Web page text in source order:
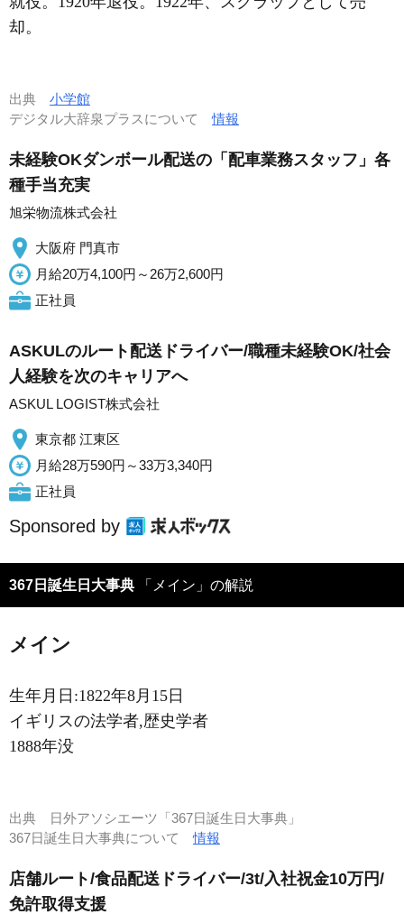
却。
出典 小学館
デジタル大辞泉プラスについて情報
未経験OKダンボール配送の「配車業務スタッフ」各
種手当充実
旭栄物流株式会社
大阪府 門真市
月給20万4,100円～26万2,600円
正社員
ASKULのルート配送ドライバー/職種未経験OK/社会
人経験を次のキャリアへ
ASKUL LOGIST株式会社
東京都 江東区
月給28万590円～33万3,340円
正社員
Sponsored by
367日誕生日大事典 「メイン」の解説
メイン
生年月日:1822年8月15日
イギリスの法学者,歴史学者
1888年没
出典
日外アソシエーツ「367日誕生日大事典」
367日誕生日大事典について情報
店舗ルート/食品配送ドライバー/3t/入社祝金10万円/
免許取得支援